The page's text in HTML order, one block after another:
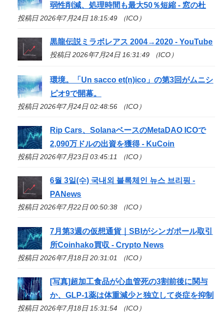
弱性削減、処理時間も最大50％短縮 - 窓の杜
投稿日 2026年7月24日 18:15:49 （ICO）
黒龍伝説ミラボレアス 2004→2020 - YouTube
投稿日 2026年7月24日 16:31:49 （ICO）
環境。「Un sacco et(n)ico 」の第3回がムニシ
ピオ9で開幕。
投稿日 2026年7月24日 02:48:56 （ICO）
Rip Cars、SolanaベースのMetaDAO ICOで
2,090万ドルの出資を獲得 - KuCoin
投稿日 2026年7月23日 03:45:11 （ICO）
6월 3일(수) 국내외 블록체인 뉴스 브리핑 -
PANews
投稿日 2026年7月22日 00:50:38 （ICO）
7月第3週の仮想通貨｜SBIがシンガポール取引
所Coinhako買収 - Crypto News
投稿日 2026年7月18日 20:31:01 （ICO）
[写真]超加工食品が心血管死の3割前後に関与
か、GLP-1薬は体重減少と独立して炎症を抑制
投稿日 2026年7月18日 15:31:54 （ICO）